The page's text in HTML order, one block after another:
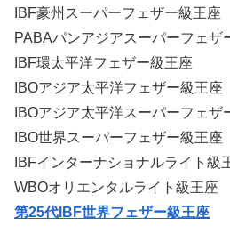
IBF豪州スーパーフェザー級王座
PABAパンアジアスーパーフェザ
IBF環太平洋フェザー級王座
IBOアジア太平洋フェザー級王座
IBOアジア太平洋スーパーフェザ
IBO世界スーパーフェザー級王座
IBFインターナショナルライト級
WBOオリエンタルライト級王座
第25代IBF世界フェザー級王座